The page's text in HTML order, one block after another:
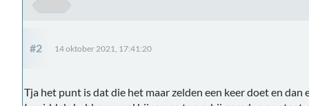
#2 14 oktober 2021, 17:41:20
Tja het punt is dat die het maar zelden een keer doet en dan